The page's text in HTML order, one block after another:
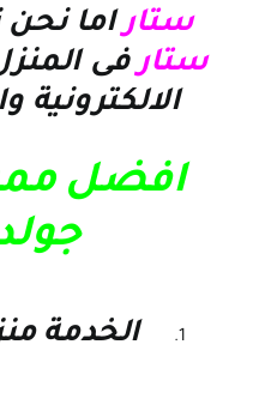
ستار اما نحن
ستار فى
الالكترونية
افضل
الخدمة